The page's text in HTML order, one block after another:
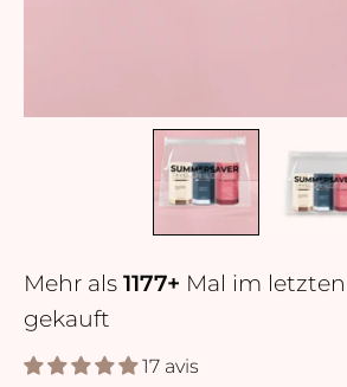
Mehr als 1177+ Mal im
gekauft
17 avis